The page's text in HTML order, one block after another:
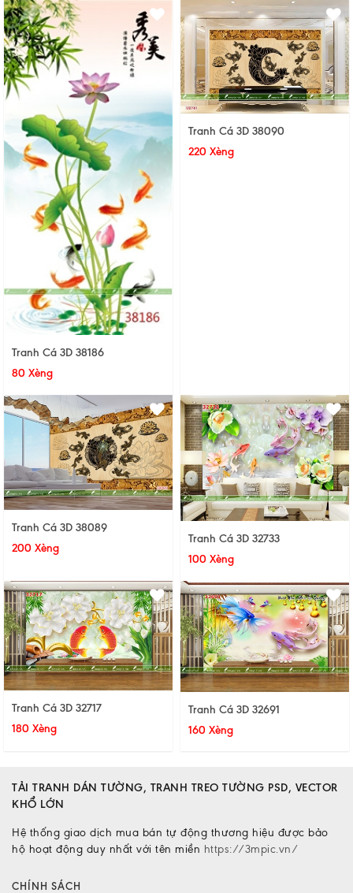
Tranh Cá 3D 38186
80 Xèng
Tranh Cá 3D 38090
220 Xèng
Tranh Cá 3D 38089
200 Xèng
Tranh Cá 3D 32733
100 Xèng
Tranh Cá 3D 32717
180 Xèng
Tranh Cá 3D 32691
160 Xèng
TẢI TRANH DÁN TƯỜNG, TRANH TREO TƯỜNG PSD, VECTOR
KHỔ LỚN
Hệ thống giao dịch mua bán tự động thương hiệu được bảo
hộ hoạt động duy nhất với tên miền https://3mpic.vn/
CHÍNH SÁCH